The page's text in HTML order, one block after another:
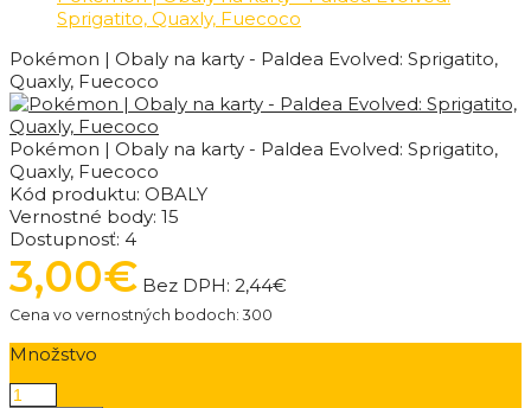
Sprigatito, Quaxly, Fuecoco
Pokémon | Obaly na karty - Paldea Evolved: Sprigatito,
Quaxly, Fuecoco
Pokémon | Obaly na karty - Paldea Evolved: Sprigatito,
Quaxly, Fuecoco
Kód produktu: OBALY
Vernostné body: 15
Dostupnosť: 4
3,00€ Bez DPH: 2,44€
Cena vo vernostných bodoch: 300
Množstvo